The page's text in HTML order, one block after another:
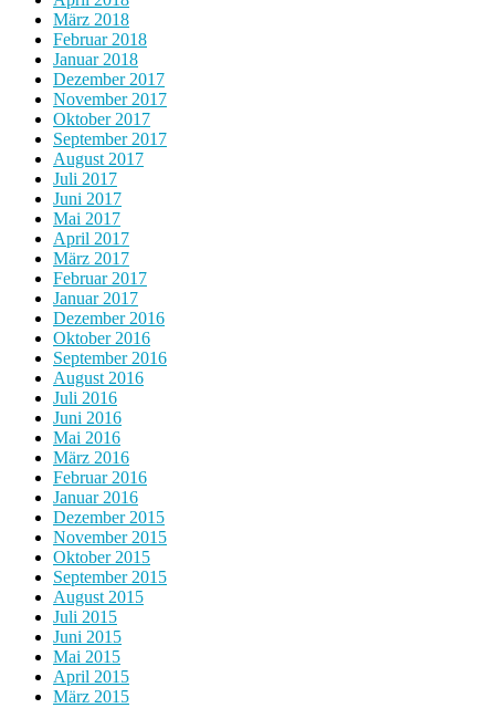
März 2018
Februar 2018
Januar 2018
Dezember 2017
November 2017
Oktober 2017
September 2017
August 2017
Juli 2017
Juni 2017
Mai 2017
April 2017
März 2017
Februar 2017
Januar 2017
Dezember 2016
Oktober 2016
September 2016
August 2016
Juli 2016
Juni 2016
Mai 2016
März 2016
Februar 2016
Januar 2016
Dezember 2015
November 2015
Oktober 2015
September 2015
August 2015
Juli 2015
Juni 2015
Mai 2015
April 2015
März 2015